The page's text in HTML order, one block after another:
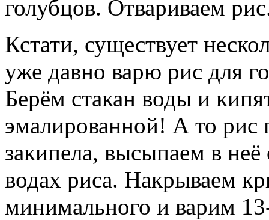
голубцов. Отвариваем
Кстати, существует
уже давно варю рис для
Берём стакан воды и
эмалированной! А то рис
закипела, высыпаем в
водах риса. Накрываем
минимального и варим